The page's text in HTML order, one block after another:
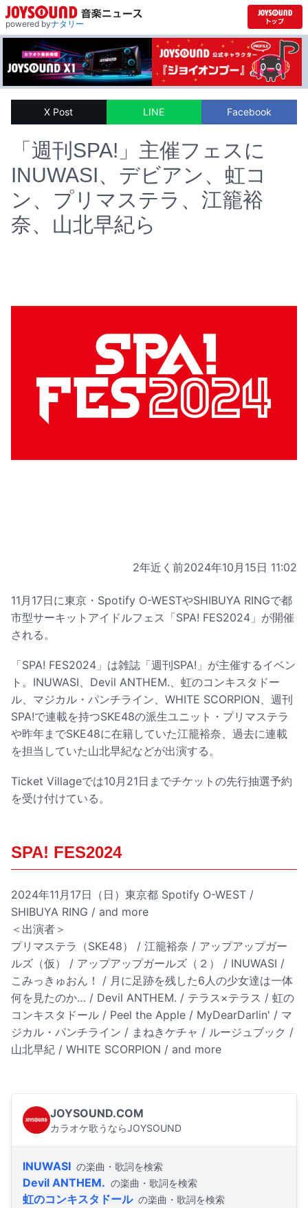
powered byナタリー
X Post LINE Facebook
「週刊SPA!」主催フェスに
INUWASI、デビアン、虹コ
ン、プリマステラ、江籠裕
奈、山北早紀ら
2年近く前2024年10月15日 11:02
11月17日に東京・Spotify O-WESTやSHIBUYA RINGで都
市型サーキットアイドルフェス「SPA! FES2024」が開催
される。
「SPA! FES2024」は雑誌「週刊SPA!」が主催するイベン
ト。INUWASI、Devil ANTHEM.、虹のコンキスタドー
ル、マジカル・パンチライン、WHITE SCORPION、週刊
SPA!で連載を持つSKE48の派生ユニット・プリマステラ
や昨年までSKE48に在籍していた江籠裕奈、過去に連載
を担当していた山北早紀などが出演する。
Ticket Villageでは10月21日までチケットの先行抽選予約
を受け付けている。
SPA! FES2024
2024年11月17日（日）東京都 Spotify O-WEST /
SHIBUYA RING / and more
＜出演者＞
プリマステラ（SKE48） / 江籠裕奈 / アップアップガー
ルズ（仮） / アップアップガールズ（２） / INUWASI /
こみっきゅおん！ / 月に足跡を残した6人の少女達は一体
何を見たのか… / Devil ANTHEM. / テラス×テラス / 虹の
コンキスタドール / Peel the Apple / MyDearDarlin' / マ
ジカル・パンチライン / まねきケチャ / ルージュブック /
山北早紀 / WHITE SCORPION / and more
JOYSOUND.COM
カラオケ歌うならJOYSOUND
INUWASI の楽曲・歌詞を検索
Devil ANTHEM. の楽曲・歌詞を検索
虹のコンキスタドール の楽曲・歌詞を検索